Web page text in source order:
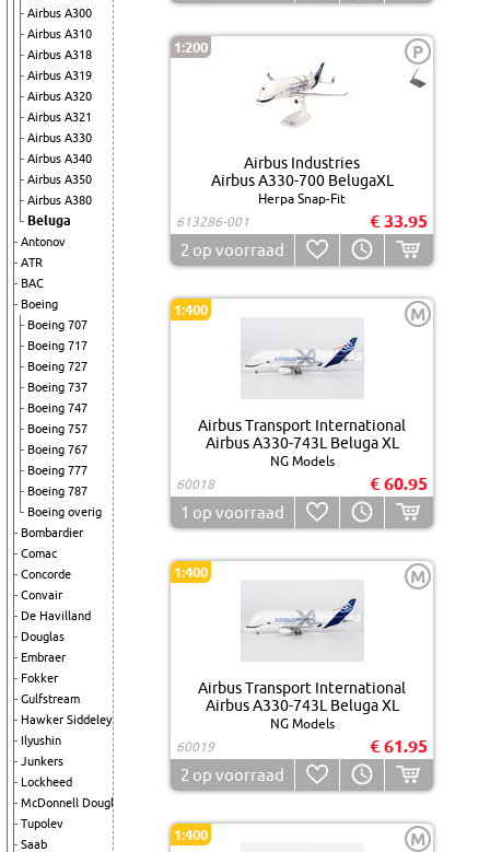
Airbus A300
Airbus A310
Airbus A318
Airbus A319
Airbus A320
Airbus A321
Airbus A330
Airbus A340
Airbus A350
Airbus A380
Beluga
Antonov
ATR
BAC
Boeing
Boeing 707
Boeing 717
Boeing 727
Boeing 737
Boeing 747
Boeing 757
Boeing 767
Boeing 777
Boeing 787
Boeing overig
Bombardier
Comac
Concorde
Convair
De Havilland
Douglas
Embraer
Fokker
Gulfstream
Hawker Siddeley
Ilyushin
Junkers
Lockheed
McDonnell Douglas
Tupolev
Saab
1:200 P
Airbus Industries
Airbus A330-700 BelugaXL
Herpa Snap-Fit
613286-001
€ 33.95
2 op voorraad
1:400 M
Airbus Transport International
Airbus A330-743L Beluga XL
NG Models
60018
€ 60.95
1 op voorraad
1:400 M
Airbus Transport International
Airbus A330-743L Beluga XL
NG Models
60019
€ 61.95
2 op voorraad
1:400 M